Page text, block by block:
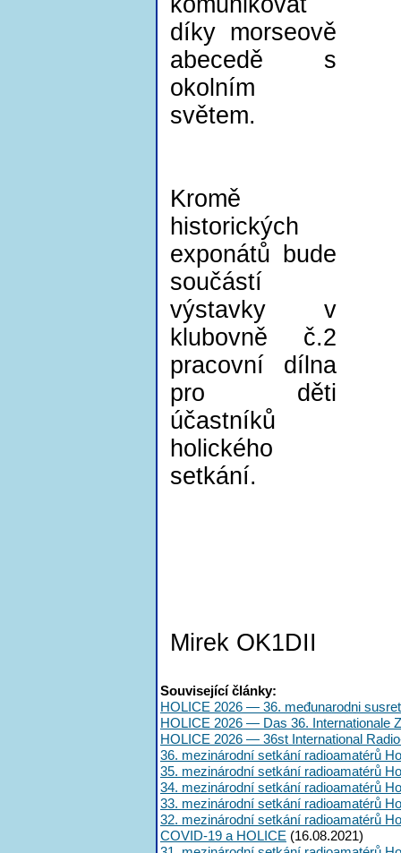
díky morseově
abecedě s
okolním
světem.
Kromě
historických
exponátů bude
součástí
výstavky v
klubovně č.2
pracovní dílna
pro děti
účastníků
holického
setkání.
Mirek OK1DII
Související články:
HOLICE 2026 — 36. međunarodni
HOLICE 2026 — Das 36. Internationale
HOLICE 2026 — 36st International
36. mezinárodní setkání radioamatérů
35. mezinárodní setkání radioamatérů
34. mezinárodní setkání radioamatérů
33. mezinárodní setkání radioamatérů
32. mezinárodní setkání radioamatérů
COVID-19 a HOLICE (16.08.2021)